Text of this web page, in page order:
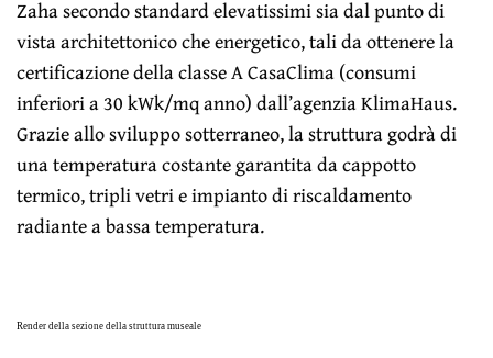
Zaha secondo standard elevatissimi sia dal punto di
vista architettonico che energetico, tali da ottenere la
certificazione della classe A CasaClima (consumi
inferiori a 30 kWk/mq anno) dall’agenzia KlimaHaus.
Grazie allo sviluppo sotterraneo, la struttura godrà di
una temperatura costante garantita da cappotto
termico, tripli vetri e impianto di riscaldamento
radiante a bassa temperatura.
Render della sezione della struttura museale